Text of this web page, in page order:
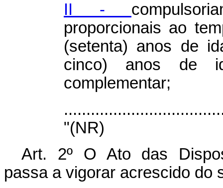
II -
proporcionais ao
(setenta) anos de
cinco) anos de
complementar;
"(NR)
Art. 2º O Ato das
passa a vigorar acrescido do